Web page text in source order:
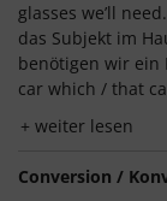
glasses we’ll
das Subjekt im
benötigen wir ein
car which / that
weiter lesen
Conversion /